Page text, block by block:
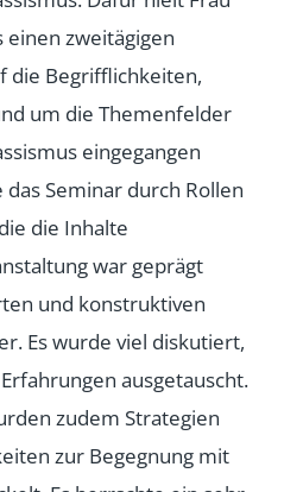
einen zweitägigen
die Begrifflichkeiten,
um die Themenfelder
eingegangen
Seminar durch Rollen
die Inhalte
war geprägt
und konstruktiven
Es wurde viel diskutiert,
ausgetauscht.
zudem Strategien
zur Begegnung mit